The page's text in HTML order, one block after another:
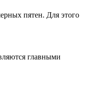
пятен. Для этого
главными